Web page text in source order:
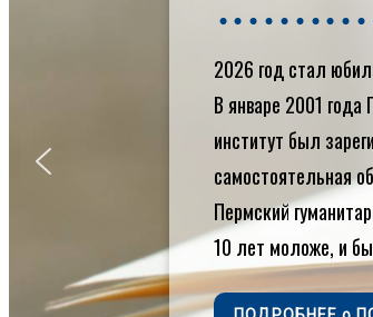
Библиотека
Электронная
Электронная
образовательная
Внутренняя
система оценки
качества
образования
2026 год стал
В январе 2001
институт был
самостоятельная
Пермский
10 лет моложе, и